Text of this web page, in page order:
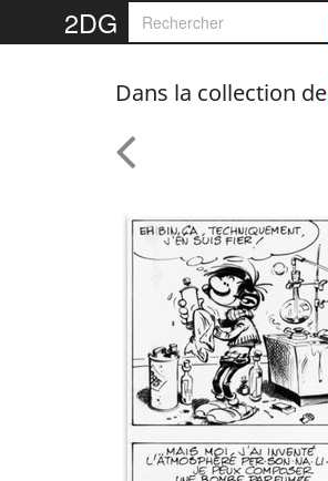
2DG
Dans la collection de